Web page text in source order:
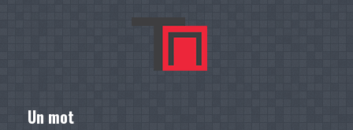
Un mot